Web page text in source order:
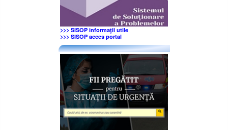
>>> SISOP informaţii utile
>>> SISOP acces portal